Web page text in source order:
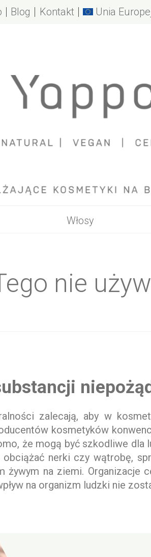
Blog Kontakt Unia
Włosy
nie
zalecają, aby w
kosmetyków
że mogą być szkodliwe dla
nerki czy wątrobę,
żywym na ziemi.
na organizm ludzki nie